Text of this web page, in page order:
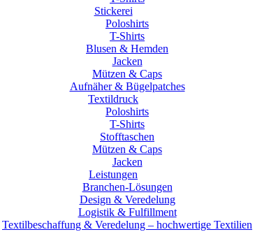
Stickerei
Poloshirts
T-Shirts
Blusen & Hemden
Jacken
Mützen & Caps
Aufnäher & Bügelpatches
Textildruck
Poloshirts
T-Shirts
Stofftaschen
Mützen & Caps
Jacken
Leistungen
Branchen-Lösungen
Design & Veredelung
Logistik & Fulfillment
Textilbeschaffung & Veredelung – hochwertige Textilien